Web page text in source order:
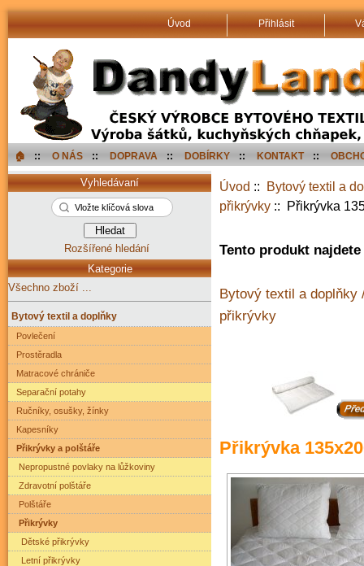
Úvod Přihlásit
🏠︎ :: O NÁS :: DOPRAVA :: DOBÍRKY :: KONTAKT ::
Úvod :: Bytový textil a
přikrývky :: Přikrývka
Tento produkt
Bytový textil a
přikrývky
Přikrývka
Vyhledávaní
Rozšířené hledání
Kategorie
Všechno zboží ...
Bytový textil a doplňky
Povlečení
Prostěradla
Matracové chrániče
Separační potahy
Ručníky, osušky, žínky
Kapesníky
Přikrývky a polštáře
Nepropustné povlaky na lůžkoviny
Zdravotní polštáře
Polštáře
Přikrývky
Dětské přikrývky
Letní přikrývky